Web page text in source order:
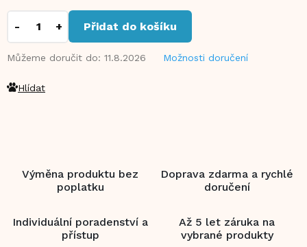
Můžeme doručit do: 11.8.2026 Možnosti doručení
Přidat do košíku
Hlídat
Výměna produktu bez
poplatku
Doprava zdarma a rychlé
doručení
Individuální poradenství a
přístup
Až 5 let záruka na
vybrané produkty